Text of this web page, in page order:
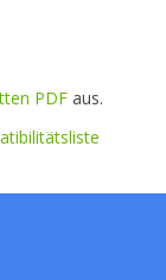
PDF aus.